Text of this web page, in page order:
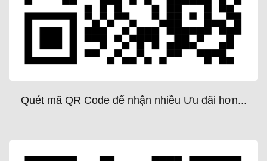
Quét mã QR Code để nhận nhiều Ưu đãi hơn...